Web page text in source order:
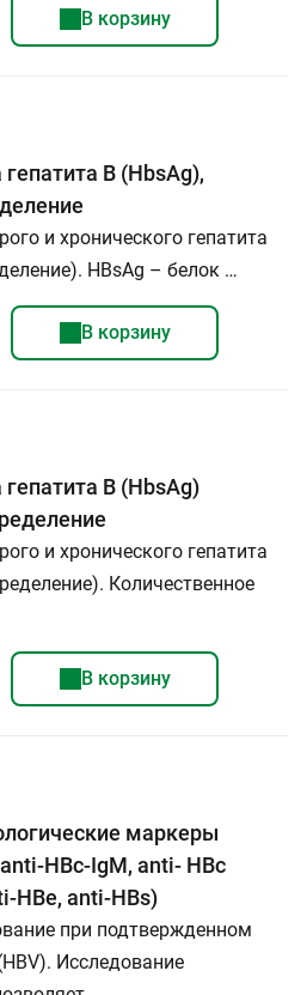
В корзину
В (HbsAg),
и хронического гепатита
HBsAg – белок …
В корзину
гепатита В (HbsAg)
и хронического гепатита
Количественное
В корзину
маркеры
HBc-IgM, anti- HBc
HBe, anti-HBs)
при подтвержденном
Исследование